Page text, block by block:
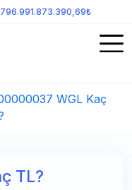
WGL Kaç
TL?